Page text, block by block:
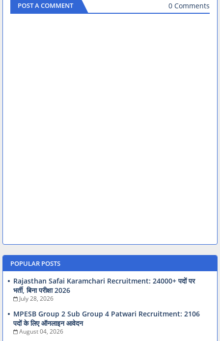
POST A COMMENT 0 Comments
POPULAR POSTS
Rajasthan Safai Karamchari Recruitment: 24000+ पदों पर
भर्ती, बिना परीक्षा 2026
July 28, 2026
MPESB Group 2 Sub Group 4 Patwari Recruitment: 2106
पदों के लिए ऑनलाइन आवेदन
August 04, 2026